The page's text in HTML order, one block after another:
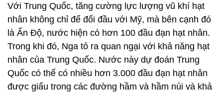
Với Trung Quốc, tăng cường lực lượng vũ khí hạt
nhân không chỉ để đối đầu với Mỹ, mà bên cạnh đó
là Ấn Độ, nước hiện có hơn 100 đầu đạn hạt nhân.
Trong khi đó, Nga tỏ ra quan ngại với khả năng hạt
nhân của Trung Quốc. Nước này dự đoán Trung
Quốc có thể có nhiều hơn 3.000 đầu đạn hạt nhân
được giấu trong các đường hầm và hầm núi và khả